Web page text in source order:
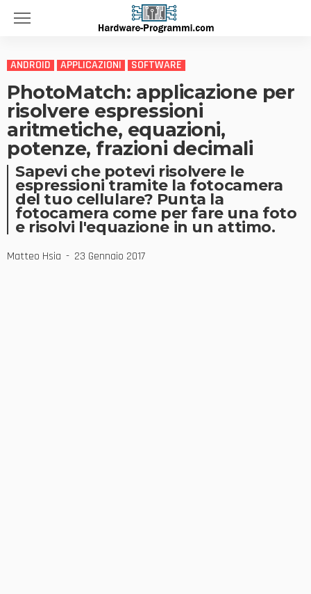
ANDROID APPLICAZIONI SOFTWARE
PhotoMatch: applicazione per
risolvere espressioni
aritmetiche, equazioni,
potenze, frazioni decimali
Sapevi che potevi risolvere le
espressioni tramite la fotocamera
del tuo cellulare? Punta la
fotocamera come per fare una foto
e risolvi l'equazione in un attimo.
Matteo Hsia 23 Gennaio 2017